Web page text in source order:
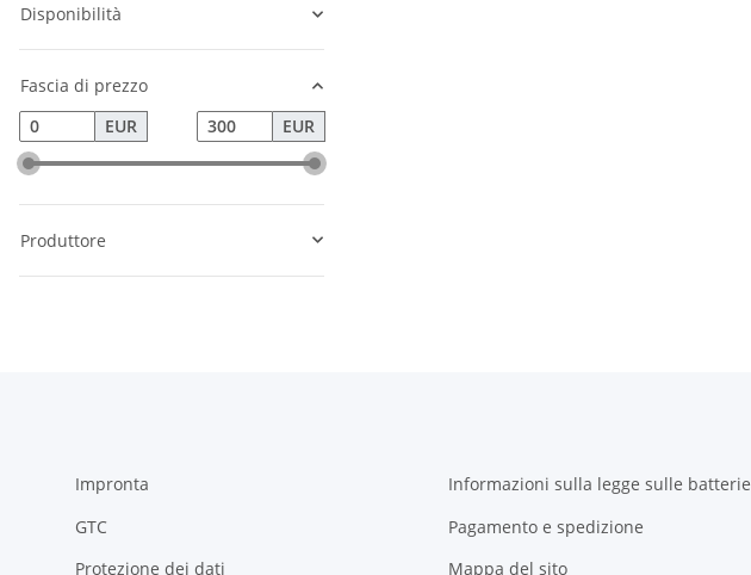
Disponibilità
Fascia di prezzo
EUR
EUR
Produttore
Impronta
GTC
Protezione dei dati
Informazioni sulla legge sulle batterie
Pagamento e spedizione
Mappa del sito